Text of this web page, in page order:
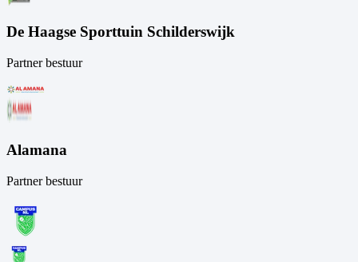
De Haagse Sporttuin Schilderswijk
Partner bestuur
Alamana
Partner bestuur